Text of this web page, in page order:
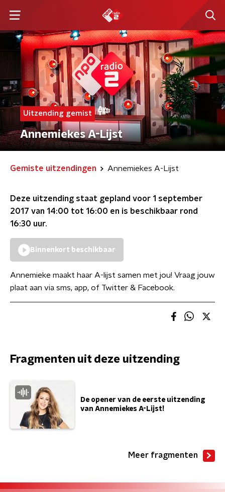
Uitzending gemist
Annemiekes A-Lijst
Gemiste uitzendingen Annemiekes A-Lijst
Deze uitzending staat gepland voor 1 september
2017 van 14:00 tot 16:00 en is beschikbaar rond
16:30 uur.
Binnenkort beschikbaar
Annemieke maakt haar A-lijst samen met jou! Vraag jouw
plaat aan via sms, app, of Twitter & Facebook.
Fragmenten uit deze uitzending
De opener van de eerste uitzending
van Annemiekes A-Lijst!
Meer fragmenten